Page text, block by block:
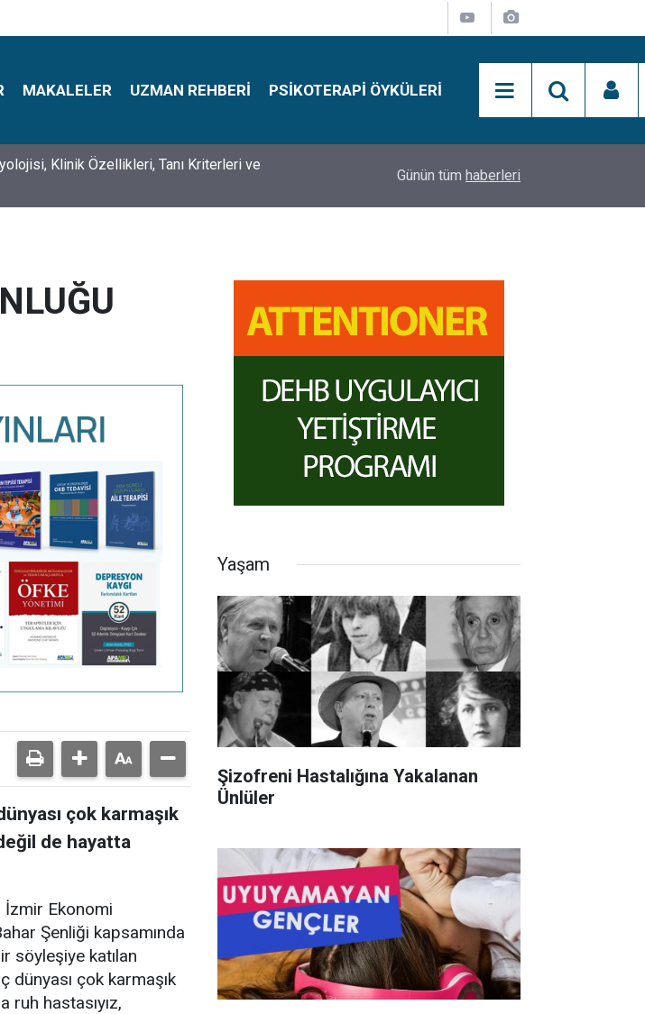
MAKALELER UZMAN REHBERI PSIKOTERAPI ÖYKÜLERI
Çıktı? 10 Mayıs Tarihinin Hikayesi Simon Says Dikkat Programı Nedir?
Günün tüm haberleri
çok karmaşık
de hayatta
İzmir Ekonomi
Şenliği kapsamında
söyleşiye katılan
dünyası çok karmaşık
ruh hastasıyız,
Yaşam
Şizofreni Hastalığına Yakalanan
Ünlüler